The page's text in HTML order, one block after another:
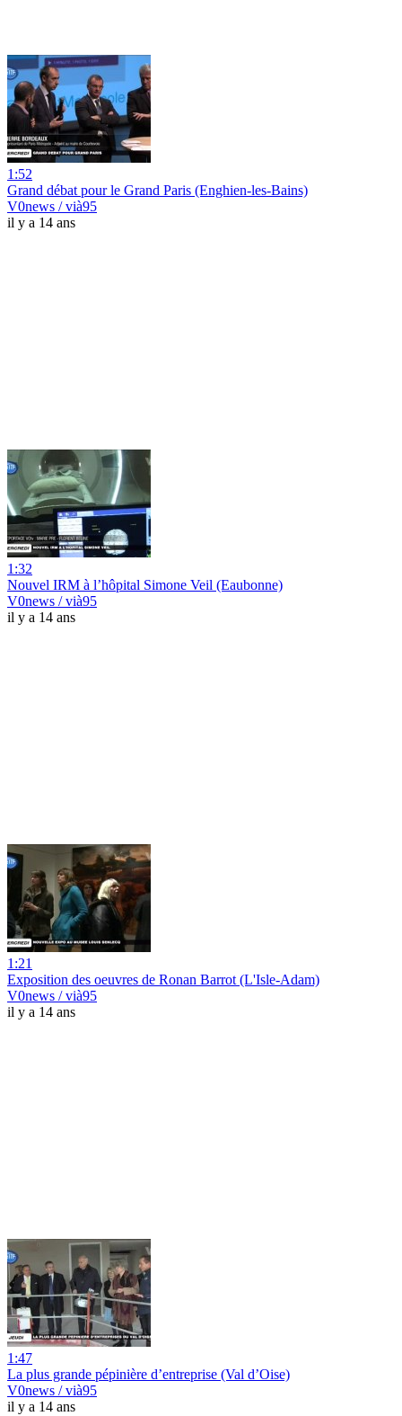
1:52
Grand débat pour le Grand Paris (Enghien-les-Bains)
V0news / vià95
il y a 14 ans
1:32
Nouvel IRM à l’hôpital Simone Veil (Eaubonne)
V0news / vià95
il y a 14 ans
1:21
Exposition des oeuvres de Ronan Barrot (L'Isle-Adam)
V0news / vià95
il y a 14 ans
1:47
La plus grande pépinière d’entreprise (Val d’Oise)
V0news / vià95
il y a 14 ans